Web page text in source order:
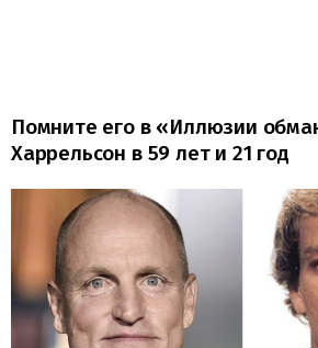
Помните его в «Иллюзии
Харрельсон в 59 лет и 21 год